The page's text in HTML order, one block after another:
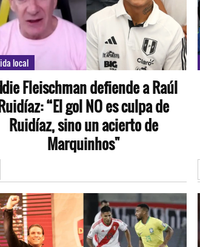
local
Fleischman defiende a Raúl
“El gol NO es culpa de
Ruidíaz, sino un acierto de
Marquinhos"